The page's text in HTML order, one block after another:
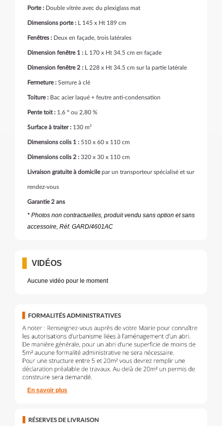
Porte : Double vitrée avec du plexiglass mat
Dimensions porte : L 145 x Ht 189 cm
Fenêtres : Deux en façade, trois latérales
Dimension fenêtre 1 : L 170 x Ht 34.5 cm en façade
Dimension fenêtre 2 : L 228 x Ht 34.5 cm sur la partie latérale
Fermeture : Serrure à clé
Toiture : Bac acier laqué + feutre anti-condensation
Pente toit : 1,6 ° ou 2,80 %
Surface à traiter : 130 m²
Dimensions colis 1 : 510 x 60 x 110 cm
Dimensions colis 2 : 320 x 30 x 110 cm
Livraison gratuite à domicilepar un transporteur spécialisé et sur
rendez-vous
Garantie 2 ans
* Photos non contractuelles, produit vendu sans option et sans
accessoire, Réf. GARD/4601AC
VIDÉOS
Aucune vidéo pour le moment
En savoir plus